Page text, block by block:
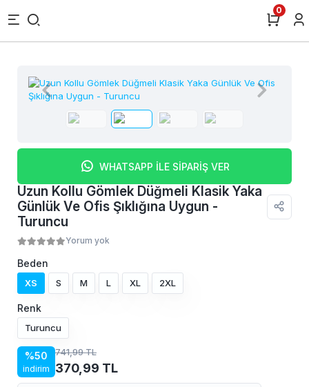
0
WHATSAPP İLE SİPARİŞ VER
Uzun Kollu Gömlek Düğmeli Klasik Yaka
Günlük Ve Ofis Şıklığına Uygun -
Turuncu
Yorum yok
Beden
XS S M L XL 2XL
Renk
Turuncu
%50
indirim
741,99 TL
370,99 TL